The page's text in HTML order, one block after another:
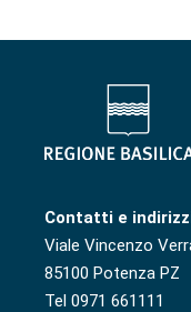
Contatti e
Viale Vincenzo
85100 Potenza PZ
Tel 0971 661111